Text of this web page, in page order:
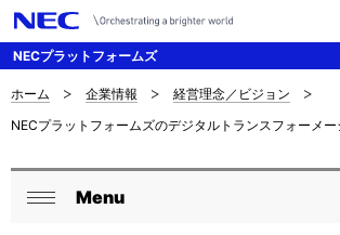
NECプラットフォームズ
ナ
ビ
ゲ
サ
ト
ホーム 企業情報
経営理念／ビジョン
NECプラットフォームズのデジタルトランスフォーメー
ロ
Menu